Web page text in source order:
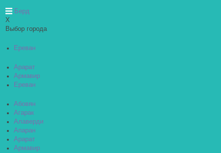
Берд
X
Выбор города
Ереван
Арарат
Армавир
Ереван
Абовян
Агарак
Алаверди
Апаран
Арарат
Армавир